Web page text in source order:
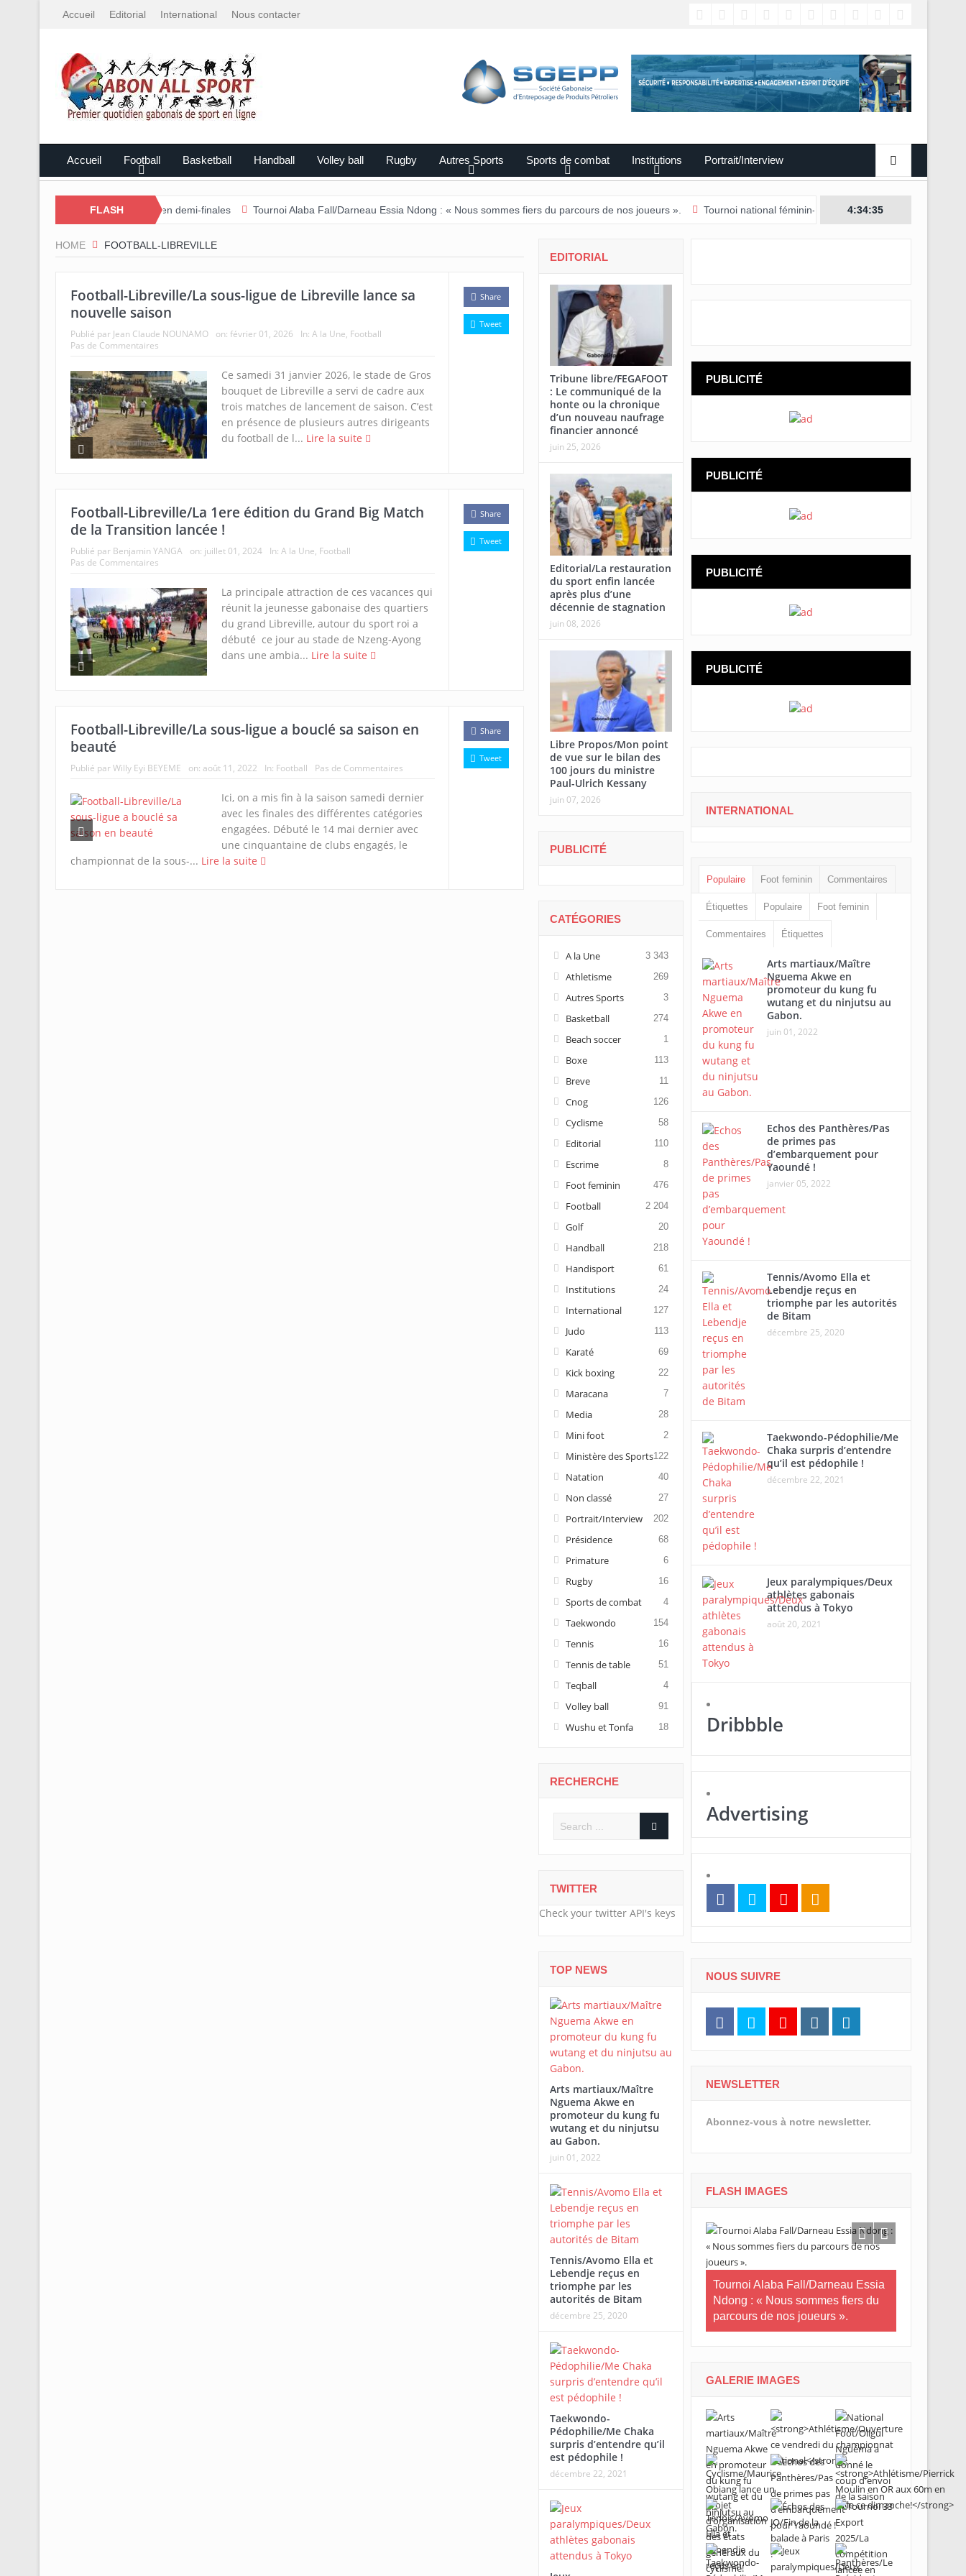
Accueil Editorial International Nous contacter
Accueil Football Basketball Handball Volley ball Rugby Autres Sports Sports de combat Institutions Portrait/Interview
FLASH
Ntem rejoint l’Estuaire en demi-finales Tournoi Alaba Fall/Darneau Essia Ndong : « Nous sommes fiers du parcours de nos joueurs ». Tournoi national féminin-U20/L’Estuaire première équipe qualifiée
4:34:36
HOME FOOTBALL-LIBREVILLE
Football-Libreville/La sous-ligue de Libreville lance sa
nouvelle saison
Publié par Jean Claude NOUNAMO on: février 01, 2026 In: A la Une, Football
Pas de Commentaires
Ce samedi 31 janvier 2026, le stade de Gros
bouquet de Libreville a servi de cadre aux
trois matches de lancement de saison. C’est
en présence de plusieurs autres dirigeants
du football de l... Lire la suite
Share
Tweet
Football-Libreville/La 1ere édition du Grand Big Match
de la Transition lancée !
Publié par Benjamin YANGA on: juillet 01, 2024 In: A la Une, Football
Pas de Commentaires
La principale attraction de ces vacances qui
réunit la jeunesse gabonaise des quartiers
du grand Libreville, autour du sport roi a
débuté ce jour au stade de Nzeng-Ayong
dans une ambia... Lire la suite
Share
Tweet
Football-Libreville/La sous-ligue a bouclé sa saison en
beauté
Publié parWilly Eyi BEYEME on: août 11, 2022 In: Football Pas de Commentaires
Ici, on a mis fin à la saison samedi dernier
avec les finales des différentes catégories
engagées. Débuté le 14 mai dernier avec
une cinquantaine de clubs engagés, le
championnat de la sous-... Lire la suite
Share
Tweet
EDITORIAL
Tribune libre/FEGAFOOT
: Le communiqué de la
honte ou la chronique
d’un nouveau naufrage
financier annoncé
juin 25, 2026
Editorial/La restauration
du sport enfin lancée
après plus d’une
décennie de stagnation
juin 08, 2026
Libre Propos/Mon point
de vue sur le bilan des
100 jours du ministre
Paul-Ulrich Kessany
juin 07, 2026
PUBLICITÉ
CATÉGORIES
A la Une 3 343
Athletisme 269
Autres Sports 3
Basketball 274
Beach soccer 1
Boxe 113
Breve 11
Cnog 126
Cyclisme 58
Editorial 110
Escrime 8
Foot feminin 476
Football 2 204
Golf 20
Handball 218
Handisport 61
Institutions 24
International 127
Judo 113
Karaté 69
Kick boxing 22
Maracana 7
Media 28
Mini foot 2
Ministère des Sports122
Natation 40
Non classé 27
Portrait/Interview 202
Présidence 68
Primature 6
Rugby 16
Sports de combat 4
Taekwondo 154
Tennis 16
Tennis de table 51
Teqball 4
Volley ball 91
Wushu et Tonfa 18
RECHERCHE
TWITTER
Check your twitter API's keys
TOP NEWS
Arts martiaux/Maître
Nguema Akwe en
promoteur du kung fu
wutang et du ninjutsu
au Gabon.
juin 01, 2022
Tennis/Avomo Ella et
Lebendje reçus en
triomphe par les
autorités de Bitam
décembre 25, 2020
Taekwondo-
Pédophilie/Me Chaka
surpris d’entendre qu’il
est pédophile !
décembre 22, 2021
PUBLICITÉ
PUBLICITÉ
PUBLICITÉ
PUBLICITÉ
INTERNATIONAL
Populaire Foot feminin Commentaires
Étiquettes Populaire Foot feminin
Commentaires Étiquettes
Arts martiaux/Maître
Nguema Akwe en
promoteur du kung fu
wutang et du ninjutsu au
Gabon.
juin 01, 2022
Echos des Panthères/Pas
de primes pas
d’embarquement pour
Yaoundé !
janvier 05, 2022
Tennis/Avomo Ella et
Lebendje reçus en
triomphe par les autorités
de Bitam
décembre 25, 2020
Taekwondo-Pédophilie/Me
Chaka surpris d’entendre
qu’il est pédophile !
décembre 22, 2021
Jeux paralympiques/Deux
athlètes gabonais
attendus à Tokyo
août 20, 2021
Dribbble
Advertising
NOUS SUIVRE
NEWSLETTER
Abonnez-vous à notre newsletter.
FLASH IMAGES
Tournoi national féminin-U20/Le
Woleu-Ntem rejoint l’Estuaire en
demi-finales
Tournoi Alaba Fall/Darneau Essia
Ndong : « Nous sommes fiers du
parcours de nos joueurs ».
GALERIE IMAGES